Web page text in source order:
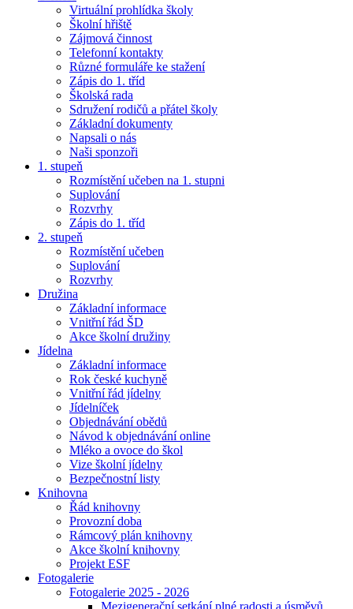
Virtuální prohlídka školy
Školní hřiště
Zájmová činnost
Telefonní kontakty
Různé formuláře ke stažení
Zápis do 1. tříd
Školská rada
Sdružení rodičů a přátel školy
Základní dokumenty
Napsali o nás
Naši sponzoři
1. stupeň
Rozmístění učeben na 1. stupni
Suplování
Rozvrhy
Zápis do 1. tříd
2. stupeň
Rozmístění učeben
Suplování
Rozvrhy
Družina
Základní informace
Vnitřní řád ŠD
Akce školní družiny
Jídelna
Základní informace
Rok české kuchyně
Vnitřní řád jídelny
Jídelníček
Objednávání obědů
Návod k objednávání online
Mléko a ovoce do škol
Vize školní jídelny
Bezpečnostní listy
Knihovna
Řád knihovny
Provozní doba
Rámcový plán knihovny
Akce školní knihovny
Projekt ESF
Fotogalerie
Fotogalerie 2025 - 2026